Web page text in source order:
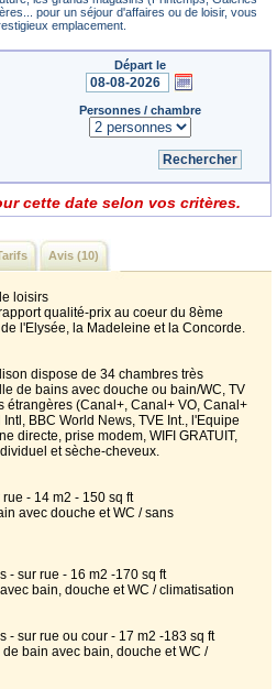
pour un séjour d'affaires ou de loisir, vous
emplacement.
Départ le
Personnes / chambre
cette date selon vos critères.
Avis (10)
loisirs
qualité-prix au coeur du 8ème
l'Elysée, la Madeleine et la Concorde.
dispose de 34 chambres très
de bains avec douche ou bain/WC, TV
étrangères (Canal+, Canal+ VO, Canal+
BBC World News, TVE Int., l'Equipe
directe, prise modem, WIFI GRATUIT,
et sèche-cheveux.
- 14 m2 - 150 sq ft
avec douche et WC / sans
- sur rue - 16 m2 -170 sq ft
bain, douche et WC / climatisation
- sur rue ou cour - 17 m2 -183 sq ft
bain avec bain, douche et WC /